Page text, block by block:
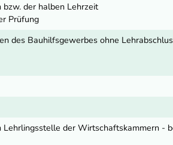
bzw. der halben Lehrzeit
Prüfung
des Bauhilfsgewerbes ohne
der Wirtschaftskammern -